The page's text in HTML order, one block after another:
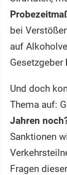
bei
auf
Gesetzgeber
Und doch
Thema auf:
Jahren
Sanktionen
Fragen